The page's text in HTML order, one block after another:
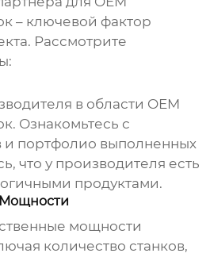
– ключевой фактор
Рассмотрите
в области OEM
. Ознакомьтесь с
и портфолио выполненных
что у производителя есть
продуктами.
мощности
количество станков,